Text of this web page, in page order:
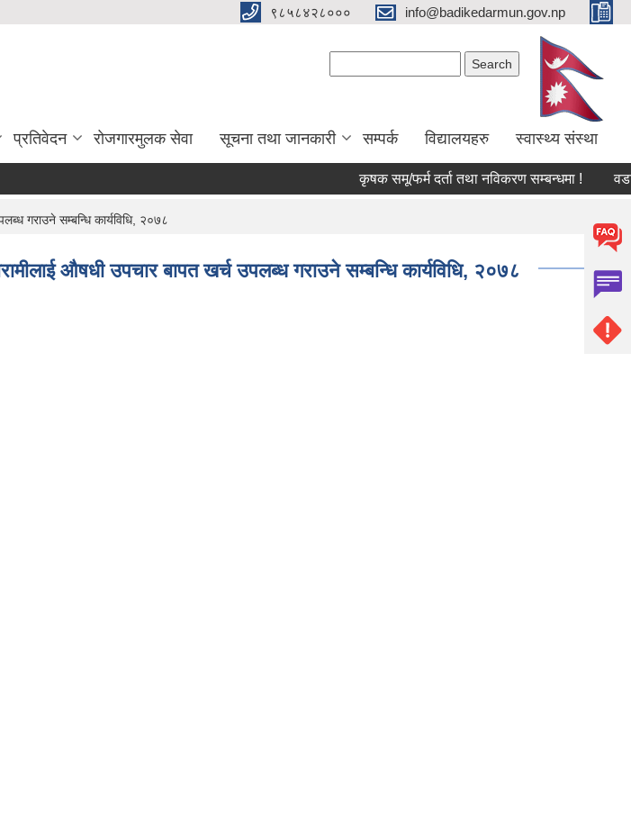
९८५८४२८००० info@badikedarmun.gov.np
प्रतिवेदन रोजगारमुलक सेवा सूचना तथा जानकारी सम्पर्क विद्यालयहरु स्वास्थ्य संस्था
कृषक समू/फर्म दर्ता तथा नविकरण सम्बन्धमा !
गराउने सम्बन्धि कार्यविधि, २०७८
औषधी उपचार बापत खर्च उपलब्ध गराउने सम्बन्धि कार्यविधि, २०७८